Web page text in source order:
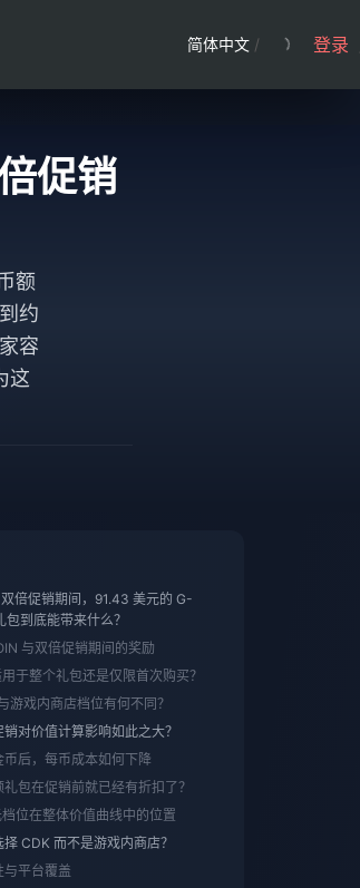
简体中文 / 登录
促销
额
约
容
这
倍促销期间，91.43 美元的 G-
到底能带来什么？
与双倍促销期间的奖励
于整个礼包还是仅限首次购买？
游戏内商店档位有何不同？
对价值计算影响如此之大？
币后，每币成本如何下降
包在促销前就已经有折扣了？
位在整体价值曲线中的位置
CDK 而不是游戏内商店？
与平台覆盖